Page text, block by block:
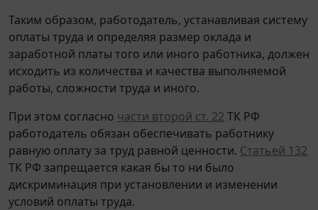
Таким образом, работодатель, устанавливая систему
оплаты труда и определяя размер оклада и
заработной платы того или иного работника, должен
исходить из количества и качества выполняемой
работы, сложности труда и иного.
При этом согласно части второй ст. 22 ТК РФ
работодатель обязан обеспечивать работнику
равную оплату за труд равной ценности. Статьей 132
ТК РФ запрещается какая бы то ни было
дискриминация при установлении и изменении
условий оплаты труда.